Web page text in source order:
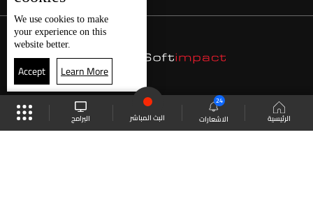
الرئيسية الاشعارات
24
البث المباشر البرامج
We use cookies to make
your experience on this
website better.
Accept Learn More
موقع البرامج الجدول البث المباشر